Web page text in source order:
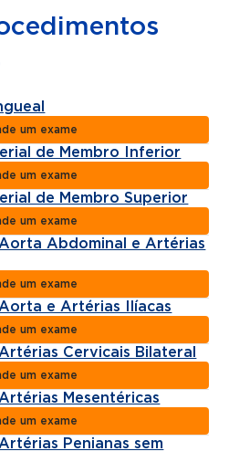
um exame
de Membro Inferior
um exame
de Membro Superior
um exame
Abdominal e Artérias
um exame
e Artérias Ilíacas
um exame
Cervicais Bilateral
um exame
Mesentéricas
um exame
Penianas sem